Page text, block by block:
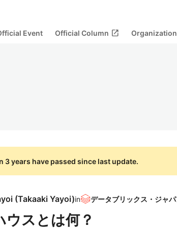
Event Official Column open_in_new Organization
3 years have passed since last update.
(Takaaki Yayoi)in
ウスとは何？